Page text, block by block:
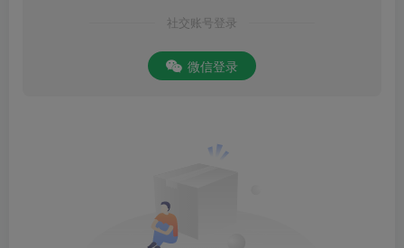
社交账号登录
微信登录